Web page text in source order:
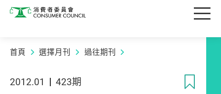
消費者委員會 目
首頁 選擇月刊 過往期刊
2012.01 423期